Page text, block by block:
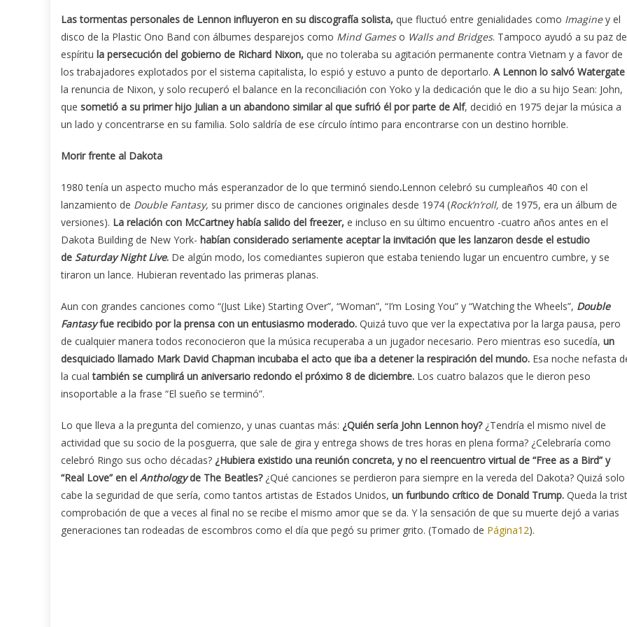
Las tormentas personales de Lennon influyeron en su discografía solista, que fluctuó entre genialidades como Imaginey el
disco de la Plastic Ono Band con álbumes desparejos como Mind Gameso Walls and Bridges. Tampoco ayudó a su paz de
espíritu la persecución del gobierno de Richard Nixon, que no toleraba su agitación permanente contra Vietnam y a favor de
los trabajadores explotados por el sistema capitalista, lo espió y estuvo a punto de deportarlo. A Lennon lo salvó Watergate
la renuncia de Nixon, y solo recuperó el balance en la reconciliación con Yoko y la dedicación que le dio a su hijo Sean: John,
que sometió a su primer hijo Julian a un abandono similar al que sufrió él por parte de Alf, decidió en 1975 dejar la música a
un lado y concentrarse en su familia. Solo saldría de ese círculo íntimo para encontrarse con un destino horrible.
Morir frente al Dakota
1980 tenía un aspecto mucho más esperanzador de lo que terminó siendo.Lennon celebró su cumpleaños 40 con el
lanzamiento de Double Fantasy, su primer disco de canciones originales desde 1974 (Rock’n’roll, de 1975, era un álbum de
versiones). La relación con McCartney había salido del freezer, e incluso en su último encuentro -cuatro años antes en el
Dakota Building de New York- habían considerado seriamente aceptar la invitación que les lanzaron desde el estudio
de Saturday Night Live. De algún modo, los comediantes supieron que estaba teniendo lugar un encuentro cumbre, y se
tiraron un lance. Hubieran reventado las primeras planas.
Aun con grandes canciones como “(Just Like) Starting Over”, “Woman”, “I’m Losing You” y “Watching the Wheels”, Double
Fantasyfue recibido por la prensa con un entusiasmo moderado. Quizá tuvo que ver la expectativa por la larga pausa, pero
de cualquier manera todos reconocieron que la música recuperaba a un jugador necesario. Pero mientras eso sucedía, un
desquiciado llamado Mark David Chapman incubaba el acto que iba a detener la respiración del mundo. Esa noche nefasta
la cualtambién se cumplirá un aniversario redondo el próximo 8 de diciembre. Los cuatro balazos que le dieron peso
insoportable a la frase “El sueño se terminó”.
Lo que lleva a la pregunta del comienzo, y unas cuantas más: ¿Quién sería John Lennon hoy?¿Tendría el mismo nivel de
actividad que su socio de la posguerra, que sale de gira y entrega shows de tres horas en plena forma? ¿Celebraría como
celebró Ringo sus ocho décadas? ¿Hubiera existido una reunión concreta, y no el reencuentro virtual de “Free as a Bird” y
“Real Love” en el Anthologyde The Beatles?¿Qué canciones se perdieron para siempre en la vereda del Dakota? Quizá solo
cabe la seguridad de que sería, como tantos artistas de Estados Unidos, un furibundo crítico de Donald Trump. Queda la
comprobación de que a veces al final no se recibe el mismo amor que se da. Y la sensación de que su muerte dejó a varias
generaciones tan rodeadas de escombros como el día que pegó su primer grito. (Tomado de Página12).